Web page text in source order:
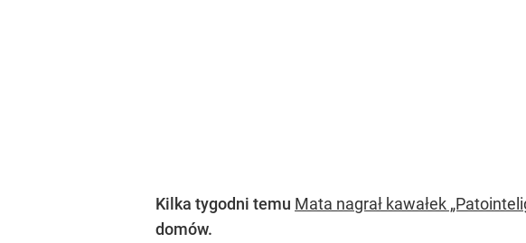
Kilka tygodni temu Mata nagrał kawałek
domów.